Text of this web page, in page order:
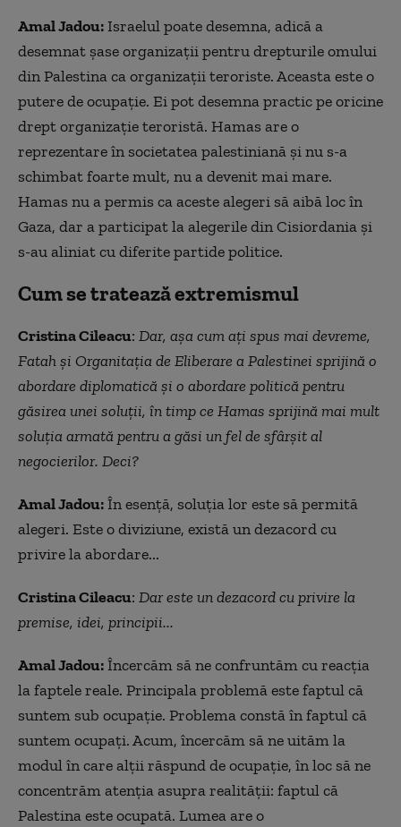
Amal Jadou:Israelul poate desemna, adică a
desemnat şase organizaţii pentru drepturile omului
din Palestina ca organizaţii teroriste. Aceasta este o
putere de ocupaţie. Ei pot desemna practic pe oricine
drept organizație teroristă. Hamas are o
reprezentare în societatea palestiniană şi nu s-a
schimbat foarte mult, nu a devenit mai mare.
Hamas nu a permis ca aceste alegeri să aibă loc în
Gaza, dar a participat la alegerile din Cisiordania și
s-au aliniat cu diferite partide politice.
Cum se tratează extremismul
Cristina Cileacu: Dar, așa cum ați spus mai devreme,
Fatah și Organitaţia de Eliberare a Palestinei sprijină o
abordare diplomatică și o abordare politică pentru
găsirea unei soluții, în timp ce Hamas sprijină mai mult
soluția armată pentru a găsi un fel de sfârșit al
negocierilor. Deci?
Amal Jadou:În esență, soluția lor este să permită
alegeri. Este o diviziune, există un dezacord cu
privire la abordare...
Cristina Cileacu: Dar este un dezacord cu privire la
premise, idei, principii...
Amal Jadou:Încercăm să ne confruntăm cu reacţia
la faptele reale. Principala problemă este faptul că
suntem sub ocupație. Problema constă în faptul că
suntem ocupaţi. Acum, încercăm să ne uităm la
modul în care alții răspund de ocupație, în loc să ne
concentrăm atenția asupra realității: faptul că
Palestina este ocupată. Lumea are o